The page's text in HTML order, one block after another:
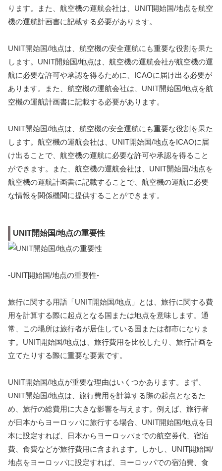
ります。また、航空機の運航会社は、UNIT開始国/地点を航空
機の運航計画書に記載する必要があります。
UNIT開始国/地点は、航空機の安全運航にも重要な役割を果た
します。UNIT開始国/地点は、航空機の運航会社が航空機の運
航に必要な許可や承認を得るために、ICAOに届け出る必要が
あります。また、航空機の運航会社は、UNIT開始国/地点を航
空機の運航計画書に記載する必要があります。
UNIT開始国/地点は、航空機の安全運航にも重要な役割を果た
します。航空機の運航会社は、UNIT開始国/地点をICAOに届
け出ることで、航空機の運航に必要な許可や承認を得ること
ができます。また、航空機の運航会社は、UNIT開始国/地点を
航空機の運航計画書に記載することで、航空機の運航に必要
な情報を関係機関に提供することができます。
UNIT開始国/地点の重要性
-UNIT開始国/地点の重要性-
旅行に関する用語「UNIT開始国/地点」とは、旅行に関する費
用を計算する際に起点となる国または地点を意味します。通
常、この場所は旅行者が居住している国または都市になりま
す。UNIT開始国/地点は、旅行費用を比較したり、旅行計画を
立てたりする際に重要な要素です。
UNIT開始国/地点が重要な理由はいくつかあります。まず、
UNIT開始国/地点は、旅行費用を計算する際の起点となるた
め、旅行の総費用に大きな影響を与えます。例えば、旅行者
が日本からヨーロッパに旅行する場合、UNIT開始国/地点を日
本に設定すれば、日本からヨーロッパまでの航空券代、宿泊
費、食費などが旅行費用に含まれます。しかし、UNIT開始国/
地点をヨーロッパに設定すれば、ヨーロッパでの宿泊費、食